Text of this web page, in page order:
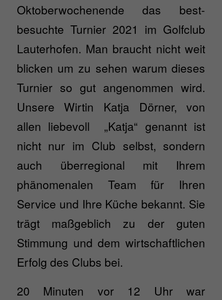
Oktoberwochenende das best-
besuchte Turnier 2021 im Golfclub
Lauterhofen. Man braucht nicht weit
blicken um zu sehen warum dieses
Turnier so gut angenommen wird.
Unsere Wirtin Katja Dörner, von
allen liebevoll „Katja“ genannt ist
nicht nur im Club selbst, sondern
auch überregional mit Ihrem
phänomenalen Team für Ihren
Service und Ihre Küche bekannt. Sie
trägt maßgeblich zu der guten
Stimmung und dem wirtschaftlichen
Erfolg des Clubs bei.
20 Minuten vor 12 Uhr war